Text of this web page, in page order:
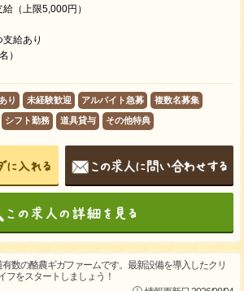
（上限5,000円）
給あり
）
り 未経験歓迎 アルバイト急募 複数名募集
シフト勤務 道具貸与 その他特典
数の酪農ギガファームです。最新設備を導入したクリ
フをスタートしましょう！